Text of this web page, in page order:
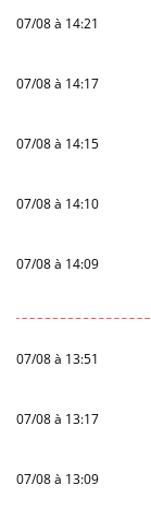
07/08 à 14:21
07/08 à 14:17
07/08 à 14:15
07/08 à 14:10
07/08 à 14:09
07/08 à 13:51
07/08 à 13:17
07/08 à 13:09